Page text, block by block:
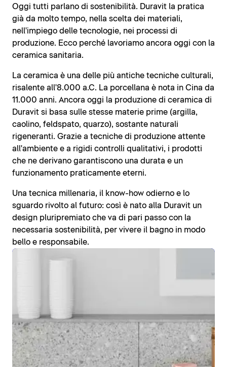
Oggi tutti parlano di sostenibilità. Duravit la pratica
già da molto tempo, nella scelta dei materiali,
nell'impiego delle tecnologie, nei processi di
produzione. Ecco perché lavoriamo ancora oggi con la
ceramica sanitaria.
La ceramica è una delle più antiche tecniche culturali,
risalente all'8.000 a.C. La porcellana è nota in Cina da
11.000 anni. Ancora oggi la produzione di ceramica di
Duravit si basa sulle stesse materie prime (argilla,
caolino, feldspato, quarzo), sostante naturali
rigeneranti. Grazie a tecniche di produzione attente
all'ambiente e a rigidi controlli qualitativi, i prodotti
che ne derivano garantiscono una durata e un
funzionamento praticamente eterni.
Una tecnica millenaria, il know-how odierno e lo
sguardo rivolto al futuro: così è nato alla Duravit un
design pluripremiato che va di pari passo con la
necessaria sostenibilità, per vivere il bagno in modo
bello e responsabile.